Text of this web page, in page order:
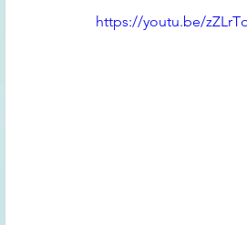
https://youtu.be/